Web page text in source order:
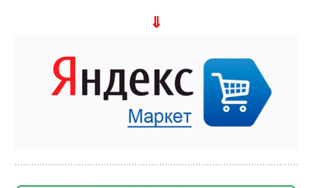
ТЕПЕРЬ МЫ ЕСТЬ НА
⇓